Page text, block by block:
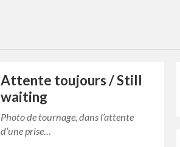
Attente toujours / Still
waiting
Photo de tournage, dans l’attente
d’une prise…